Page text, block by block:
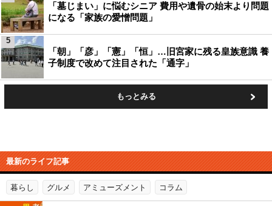
「墓じまい」に悩むシニア 費用や遺骨の始末より問題
になる「家族の愛憎問題」
「朝」「彦」「憲」「恒」…旧宮家に残る皇族意識 養
子制度で改めて注目された「通字」
5
もっとみる
最新のライフ記事
暮らし グルメ アミューズメント コラム